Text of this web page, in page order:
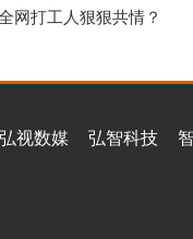
网打工人狠狠共情？
弘视数媒 弘智科技